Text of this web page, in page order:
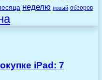
неделю новый обзоров
iPad: 7